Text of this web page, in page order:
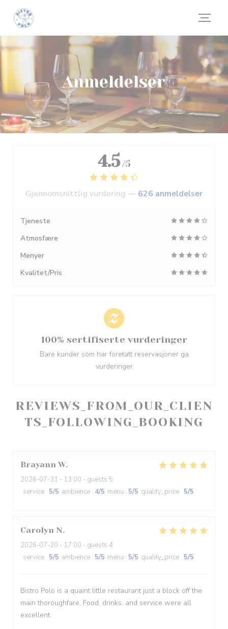
Panel for informasjonskapsler
Anmeldelser
REVIEWS_FROM_OUR_CLIEN
TS_FOLLOWING_BOOKING
Brayann W
2026-07-31 - 13:00 - guests 5
service : 5/5 ambience : 4/5 menu : 5/5 quality_price : 5/5
Carolyn N
2026-07-20 - 17:00 - guests 4
service : 5/5 ambience : 5/5 menu : 5/5 quality_price : 5/5
Bistro Polo is a quaint little restaurant just a block off the
main thoroughfare. Food, drinks, and service were all
excellent.
4.5 /5
Gjennomsnittlig vurdering — 626 anmeldelser
Tjeneste
Atmosfære
Menyer
Kvalitet/Pris
100% sertifiserte vurderinger
Bare kunder som har foretatt reservasjoner ga
vurderinger